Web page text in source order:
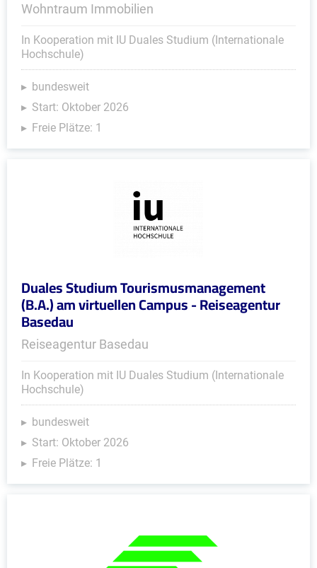
Wohntraum Immobilien
In Kooperation mit IU Duales Studium (Internationale
Hochschule)
bundesweit
Start: Oktober 2026
Freie Plätze: 1
Duales Studium Tourismusmanagement
(B.A.) am virtuellen Campus - Reiseagentur
Basedau
Reiseagentur Basedau
In Kooperation mit IU Duales Studium (Internationale
Hochschule)
bundesweit
Start: Oktober 2026
Freie Plätze: 1